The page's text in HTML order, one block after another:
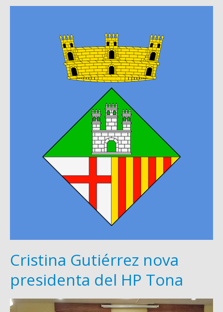
Cristina Gutiérrez nova
presidenta del HP Tona